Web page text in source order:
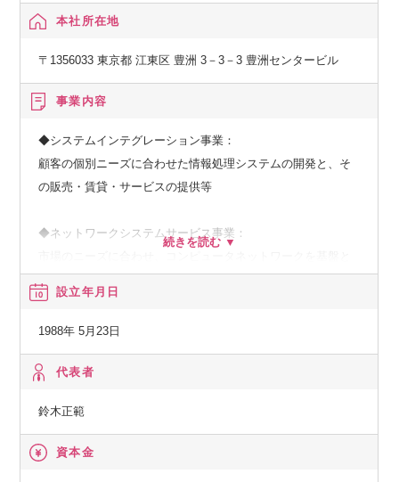
本社所在地
〒1356033 東京都 江東区 豊洲 3－3－3 豊洲センタービル
事業内容
◆システムインテグレーション事業：
顧客の個別ニーズに合わせた情報処理システムの開発と、そ
の販売・賃貸・サービスの提供等
◆ネットワークシステムサービス事業：
◆その他の事業：
ムの在り方に係わる企画・提案、保守・ファシリティマネジ
設立年月日
1988年 5月23日
代表者
鈴木正範
資本金